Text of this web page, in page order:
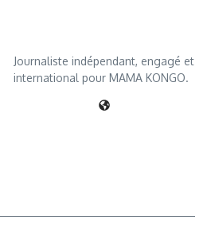
Journaliste indépendant, engagé et
international pour MAMA KONGO.